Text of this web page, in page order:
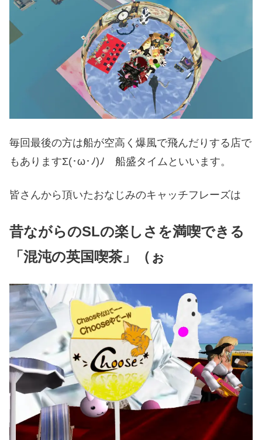
毎回最後の方は船が空高く爆風で飛んだりする店で
もありますΣ(･ω･ﾉ)ﾉ 船盛タイムといいます。
皆さんから頂いたおなじみのキャッチフレーズは
昔ながらのSLの楽しさを満喫できる
「混沌の英国喫茶」（ぉ